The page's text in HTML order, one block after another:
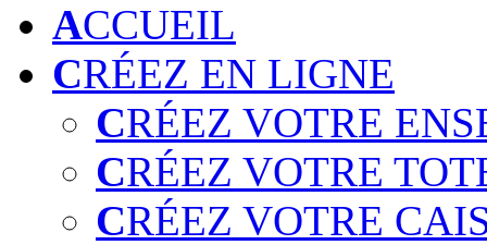
ACCUEIL
CRÉEZ EN LIGNE
CRÉEZ VOTRE
CRÉEZ VOTRE
CRÉEZ VOTRE